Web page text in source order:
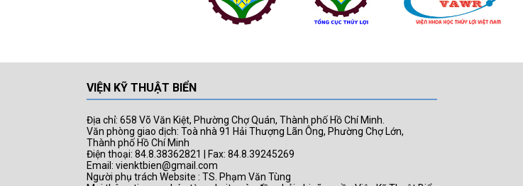
VIỆN KỸ THUẬT BIỂN
Địa chỉ: 658 Võ Văn Kiệt, Phường Chợ Quán, Thành phố Hồ Chí Minh.
Văn phòng giao dịch: Toà nhà 91 Hải Thượng Lãn Ông, Phường Chợ Lớn,
Thành phố Hồ Chí Minh
Điện thoại: 84.8.38362821 | Fax: 84.8.39245269
Email: vienktbien@gmail.com
Người phụ trách Website : TS. Phạm Văn Tùng